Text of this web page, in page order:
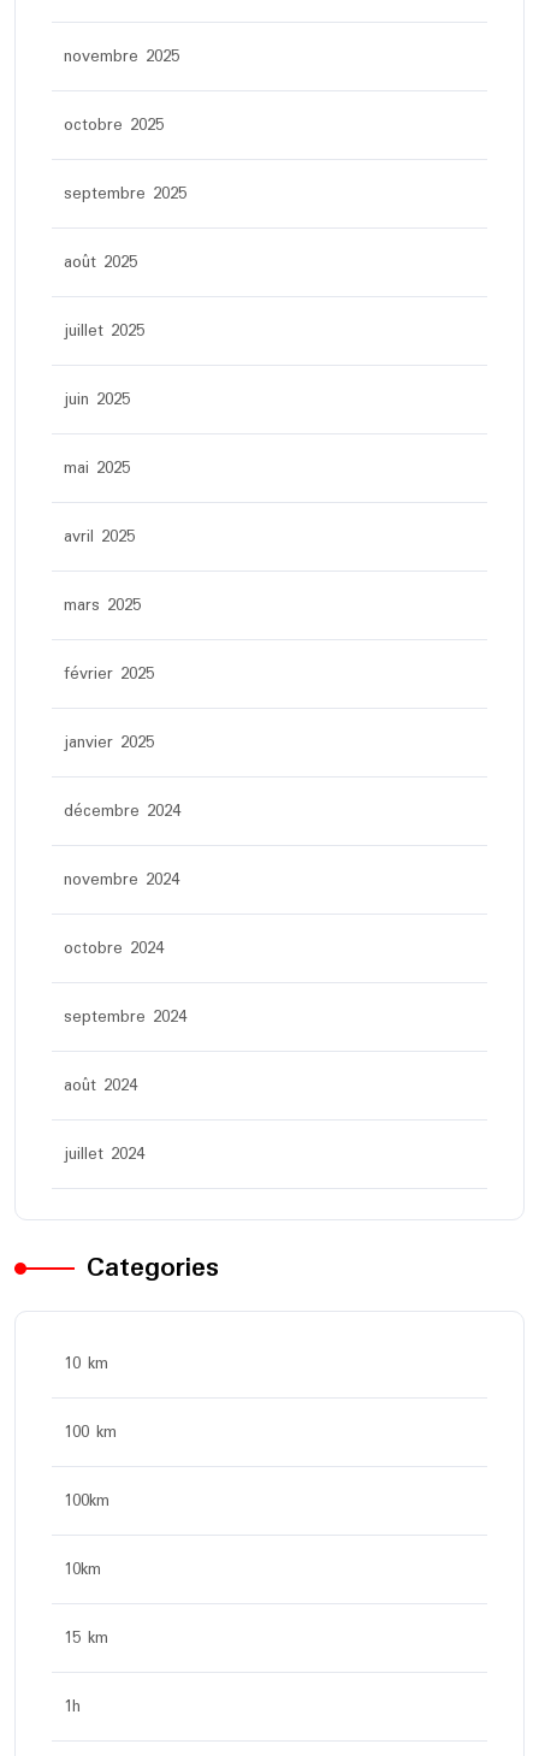
novembre 2025
octobre 2025
septembre 2025
août 2025
juillet 2025
juin 2025
mai 2025
avril 2025
mars 2025
février 2025
janvier 2025
décembre 2024
novembre 2024
octobre 2024
septembre 2024
août 2024
juillet 2024
Categories
10 km
100 km
100km
10km
15 km
1h